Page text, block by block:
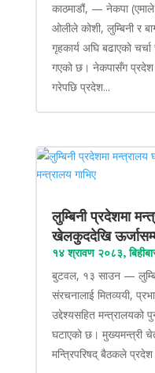
काठमाडौं, — नेकपा
ओलीले कोशी, लुम्बिनी र
गृहकार्य अघि बढाएको
गएको छ। नेकपासँग प्रदेश
गरेपछि प्रदेश...
लुम्बिनी प्रदेशमा
खेलकुददेखि
१४ श्रावण २०८३,
बुटवल, १३ साउन —
संरचनालाई मितव्ययी,
उद्देश्यसहित मन्त्रालयको
घटाएको छ। मुख्यमन्त्री
मन्त्रिपरिषद् बैठकले प्रदेश